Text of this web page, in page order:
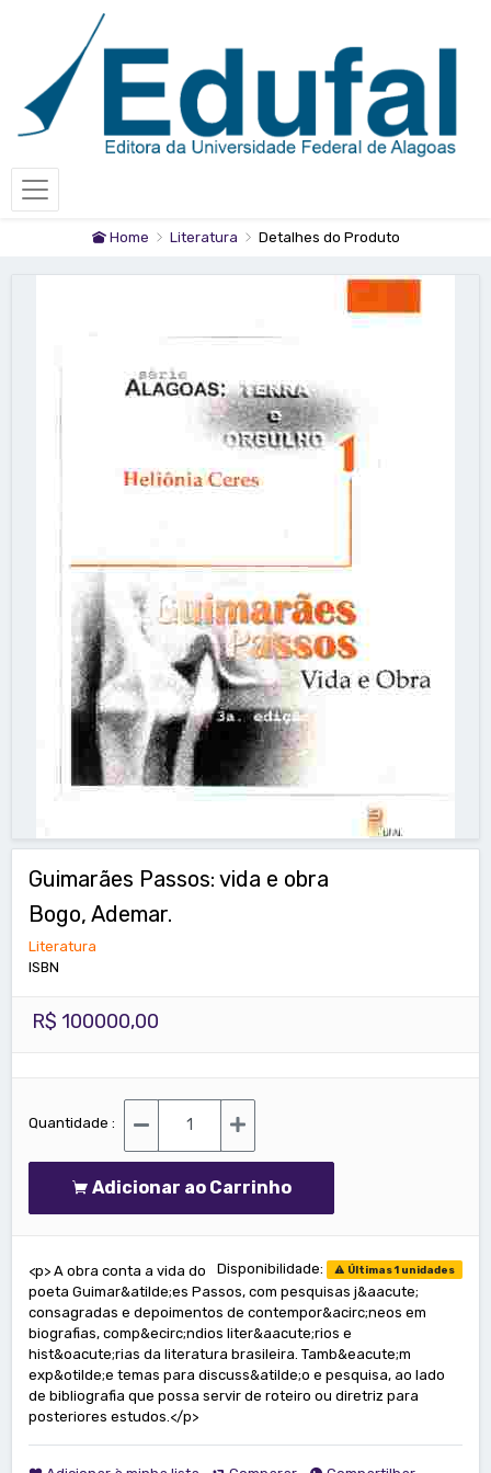
Home Literatura Detalhes do Produto
Guimarães Passos: vida e obra
Bogo, Ademar.
Literatura
ISBN
R$ 100000,00
Quantidade :
Adicionar ao Carrinho
Disponibilidade: Últimas 1 unidades
<p> A obra conta a vida do
poeta Guimar&atilde;es Passos, com pesquisas j&aacute;
consagradas e depoimentos de contempor&acirc;neos em
biografias, comp&ecirc;ndios liter&aacute;rios e
hist&oacute;rias da literatura brasileira. Tamb&eacute;m
exp&otilde;e temas para discuss&atilde;o e pesquisa, ao lado
de bibliografia que possa servir de roteiro ou diretriz para
posteriores estudos.</p>